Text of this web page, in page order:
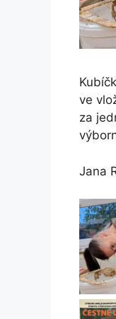
ve
za
Jana